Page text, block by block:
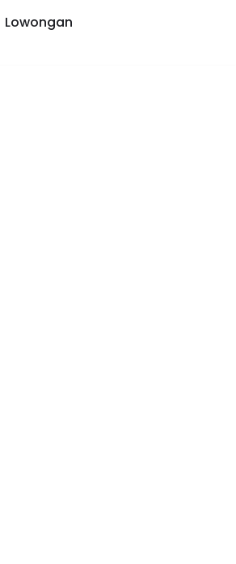
Lowongan